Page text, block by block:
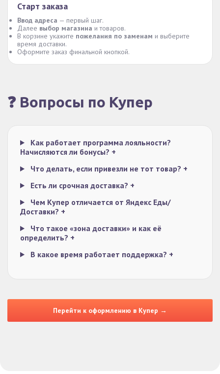
Старт заказа
Ввод адреса — первый шаг.
Далее выбор магазина и товаров.
В корзине укажите пожелания по заменам и выберите
время доставки.
Оформите заказ финальной кнопкой.
❓ Вопросы по Купер
Как работает программа лояльности?
Начисляются ли бонусы? +
Что делать, если привезли не тот товар? +
Есть ли срочная доставка? +
Чем Купер отличается от Яндекс Еды/
Доставки? +
Что такое «зона доставки» и как её
определить? +
В какое время работает поддержка? +
Перейти к оформлению в Купер →